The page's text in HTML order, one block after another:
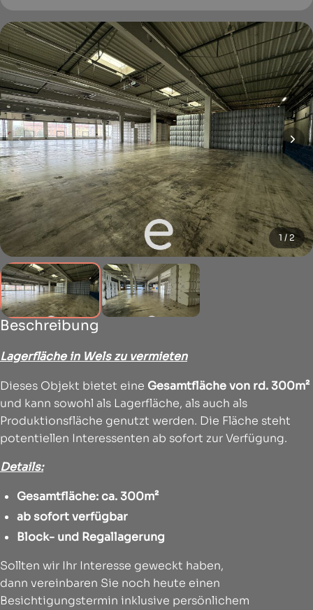
1 / 2
Beschreibung
Lagerfläche in Wels zu vermieten
Dieses Objekt bietet eine Gesamtfläche von rd. 300m²
und kann sowohl als Lagerfläche, als auch als
Produktionsfläche genutzt werden. Die Fläche steht
potentiellen Interessenten ab sofort zur Verfügung.
Details:
Gesamtfläche: ca. 300m²
ab sofort verfügbar
Block- und Regallagerung
Sollten wir Ihr Interesse geweckt haben,
dann vereinbaren Sie noch heute einen
Besichtigungstermin inklusive persönlichem